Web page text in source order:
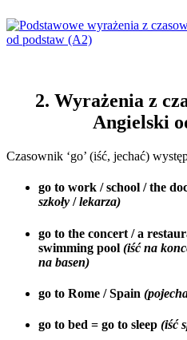
2. Wyrażenia z
Angielski
Czasownik ‘go’ (iść, jechać)
go to work / school / the
szkoły /lekarza)
go to the concert / a
swimming pool (iść na
na basen)
go to Rome / Spain
go to bed = go to sleep (iść